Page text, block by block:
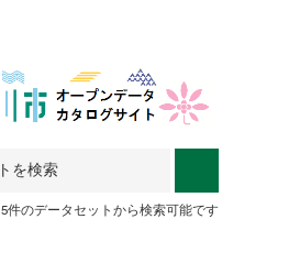
5件のデータセットから検索可能です